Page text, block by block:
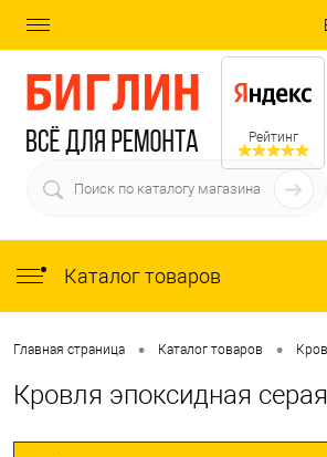
Рейтинг
Каталог товаров
Главная страница • Каталог товаров •
Кровля эпоксидная серая